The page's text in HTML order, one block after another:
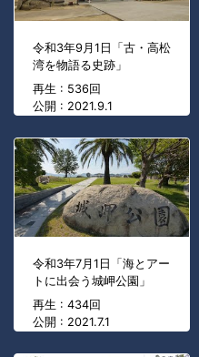
令和3年9月1日「古・高松
湾を物語る史跡」
再生 : 536回
公開 : 2021.9.1
令和3年7月1日「海とアー
トに出会う城岬公園」
再生 : 434回
公開 : 2021.7.1